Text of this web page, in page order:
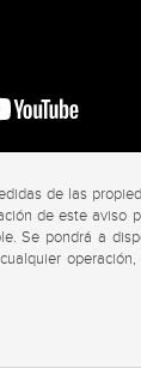
de las
de este aviso
Se pondrá a